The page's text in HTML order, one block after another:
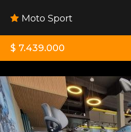
Moto Sport
$ 7.439.000